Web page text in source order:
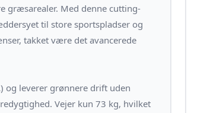
græsarealer. Med denne cutting-
til store sportspladser og
takket være det avancerede
og leverer grønnere drift uden
Vejer kun 73 kg, hvilket